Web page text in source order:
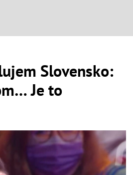
Slovensko:
Je to